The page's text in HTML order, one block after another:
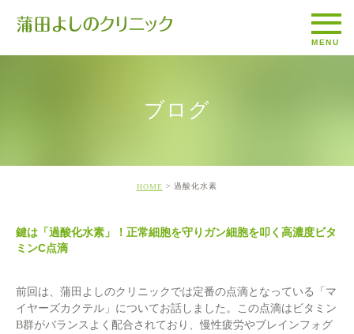
ブログ
HOME 過酸化水素
鍵は「過酸化水素」！正常細胞を守りガン細胞を叩く高濃度ビタ
ミンC点滴
前回は、蒲田よしのクリニックでは定番の点滴となっている「マ
イヤーズカクテル」についてお話しました。この点滴はビタミン
B群がバランスよく配合されており、慢性疲労やブレインフォグ